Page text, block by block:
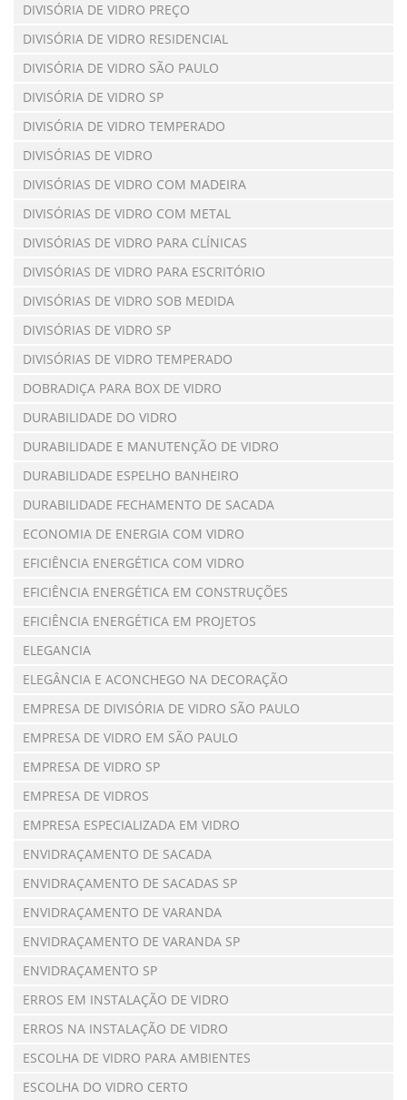
DIVISÓRIA DE VIDRO PREÇO
DIVISÓRIA DE VIDRO RESIDENCIAL
DIVISÓRIA DE VIDRO SÃO PAULO
DIVISÓRIA DE VIDRO SP
DIVISÓRIA DE VIDRO TEMPERADO
DIVISÓRIAS DE VIDRO
DIVISÓRIAS DE VIDRO COM MADEIRA
DIVISÓRIAS DE VIDRO COM METAL
DIVISÓRIAS DE VIDRO PARA CLÍNICAS
DIVISÓRIAS DE VIDRO PARA ESCRITÓRIO
DIVISÓRIAS DE VIDRO SOB MEDIDA
DIVISÓRIAS DE VIDRO SP
DIVISÓRIAS DE VIDRO TEMPERADO
DOBRADIÇA PARA BOX DE VIDRO
DURABILIDADE DO VIDRO
DURABILIDADE E MANUTENÇÃO DE VIDRO
DURABILIDADE ESPELHO BANHEIRO
DURABILIDADE FECHAMENTO DE SACADA
ECONOMIA DE ENERGIA COM VIDRO
EFICIÊNCIA ENERGÉTICA COM VIDRO
EFICIÊNCIA ENERGÉTICA EM CONSTRUÇÕES
EFICIÊNCIA ENERGÉTICA EM PROJETOS
ELEGANCIA
ELEGÂNCIA E ACONCHEGO NA DECORAÇÃO
EMPRESA DE DIVISÓRIA DE VIDRO SÃO PAULO
EMPRESA DE VIDRO EM SÃO PAULO
EMPRESA DE VIDRO SP
EMPRESA DE VIDROS
EMPRESA ESPECIALIZADA EM VIDRO
ENVIDRAÇAMENTO DE SACADA
ENVIDRAÇAMENTO DE SACADAS SP
ENVIDRAÇAMENTO DE VARANDA
ENVIDRAÇAMENTO DE VARANDA SP
ENVIDRAÇAMENTO SP
ERROS EM INSTALAÇÃO DE VIDRO
ERROS NA INSTALAÇÃO DE VIDRO
ESCOLHA DE VIDRO PARA AMBIENTES
ESCOLHA DO VIDRO CERTO